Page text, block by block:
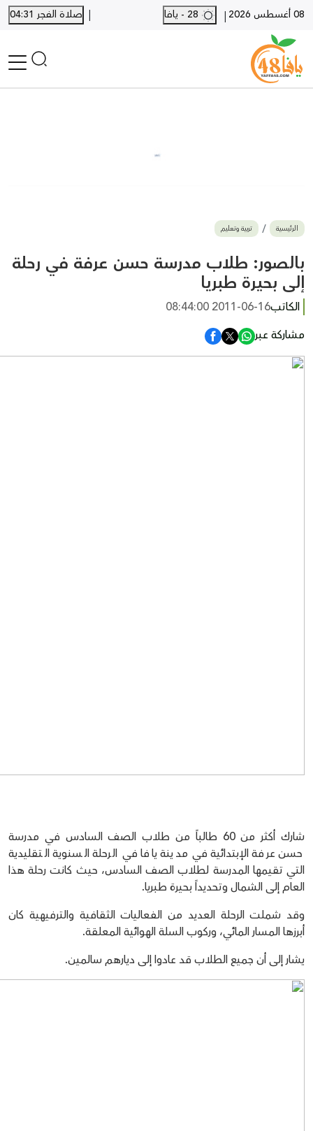
08 أغسطس 2026 |
| صلاة الفجر 04:31
بيع وشراء
أخبار القدس
وفيات
المزيد
ارسل خبر
الرئيسية تربية وتعليم
بالصور: طلاب مدرسة حسن عرفة في رحلة
إلى بحيرة طبريا
الكاتب2011-06-16 08:44:00
مشاركة عبر
شارك أكثر من 60 طالباً من طلاب الصف السادس في مدرسة
حسن عرفة الإبتدائية في مدينة يافا في الرحلة السنوية التقليدية
التي تقيمها المدرسة لطلاب الصف السادس، حيث كانت رحلة هذا
العام إلى الشمال وتحديداً بحيرة طبريا.
وقد شملت الرحلة العديد من الفعاليات الثقافية والترفيهية كان
أبرزها المسار المائي، وركوب السلة الهوائية المعلقة.
يشار إلى أن جميع الطلاب قد عادوا إلى ديارهم سالمين.